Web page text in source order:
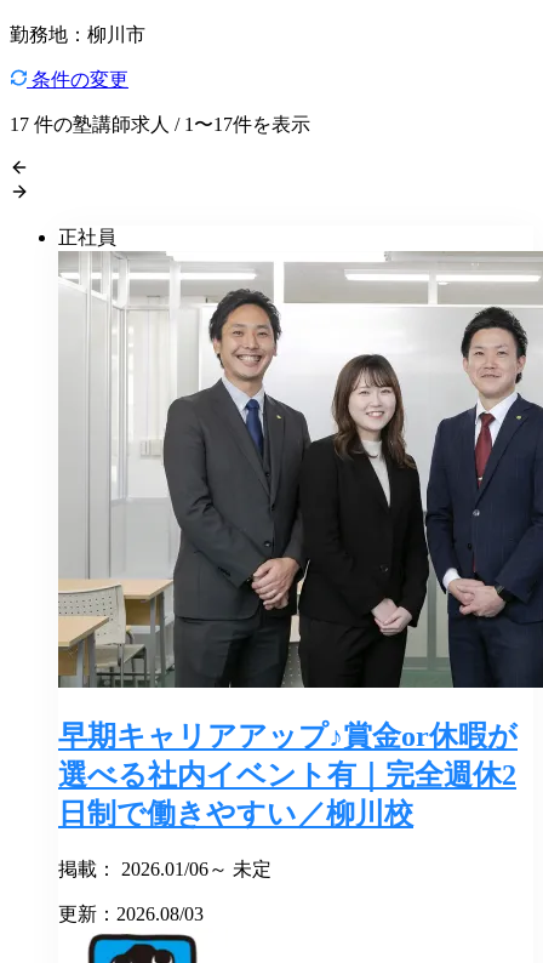
勤務地：柳川市
条件の変更
17 件の塾講師求人 / 1〜17件を表示
正社員
早期キャリアアップ♪賞金or休暇が
選べる社内イベント有｜完全週休2
日制で働きやすい／柳川校
掲載： 2026.01/06～ 未定
更新：2026.08/03